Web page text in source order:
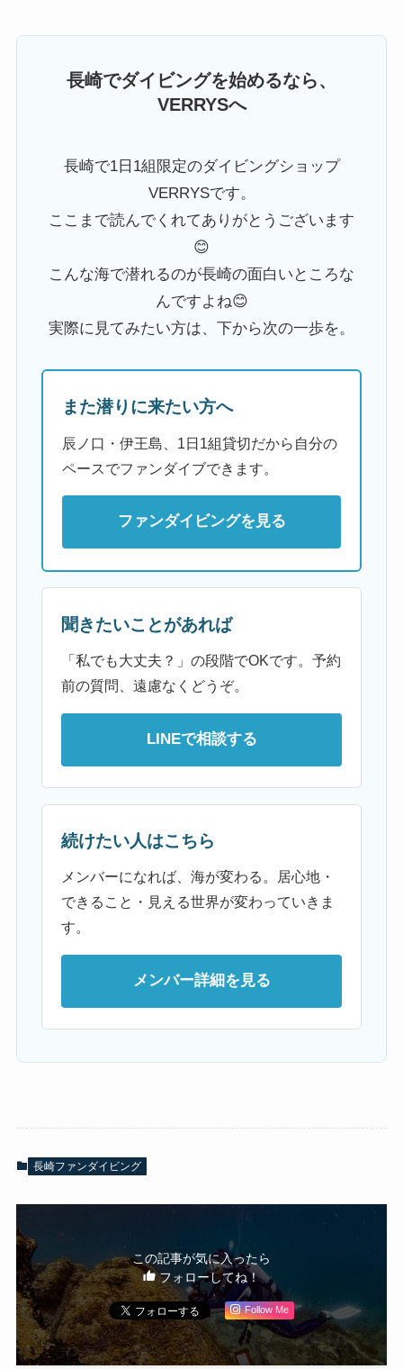
長崎でダイビングを始めるなら、
VERRYSへ
長崎で1日1組限定のダイビングショップ
VERRYSです。
ここまで読んでくれてありがとうございます
😊
こんな海で潜れるのが長崎の面白いところな
んですよね😊
実際に見てみたい方は、下から次の一歩を。
また潜りに来たい方へ
辰ノ口・伊王島、1日1組貸切だから自分の
ペースでファンダイブできます。
ファンダイビングを見る
聞きたいことがあれば
「私でも大丈夫？」の段階でOKです。予約
前の質問、遠慮なくどうぞ。
LINEで相談する
続けたい人はこちら
メンバーになれば、海が変わる。居心地・
できること・見える世界が変わっていきま
す。
メンバー詳細を見る
長崎ファンダイビング
この記事が気に入ったら
フォローしてね！
Follow Me